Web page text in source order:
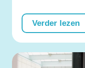
Verder lezen